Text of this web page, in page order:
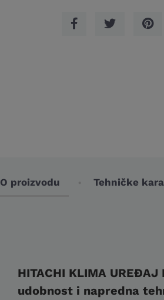
O proizvodu Tehničke
HITACHI KLIMA
udobnost i napredna